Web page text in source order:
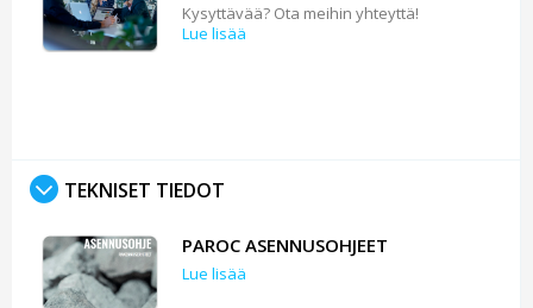
Kysyttävää? Ota meihin yhteyttä!
Lue lisää
TEKNISET TIEDOT
PAROC ASENNUSOHJEET
Lue lisää